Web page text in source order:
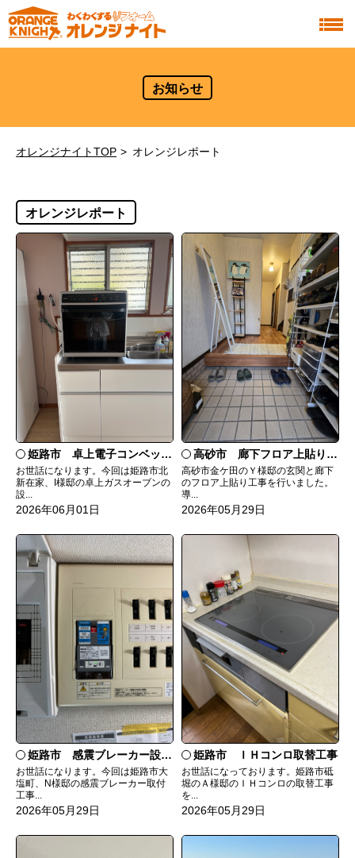
お知らせ
オレンジナイトTOP オレンジレポート
オレンジレポート
姫路市 卓上電子コンベックガスオーブン設置工事
お世話になります。今回は姫路市北
新在家、I様邸の卓上ガスオーブンの
設...
2026年06月01日
高砂市 廊下フロア上貼り工事
高砂市金ケ田のＹ様邸の玄関と廊下
のフロア上貼り工事を行いました。
導...
2026年05月29日
姫路市 感震ブレーカー設置工事
お世話になります。今回は姫路市大
塩町、N様邸の感震ブレーカー取付
工事...
2026年05月29日
姫路市 ＩＨコンロ取替工事
お世話になっております。姫路市砥
堀のＡ様邸のＩＨコンロの取替工事
を...
2026年05月29日